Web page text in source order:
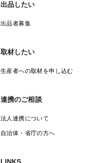
出品したい
出品者募集
取材したい
生産者への取材を申し込む
連携のご相談
法人連携について
自治体・省庁の方へ